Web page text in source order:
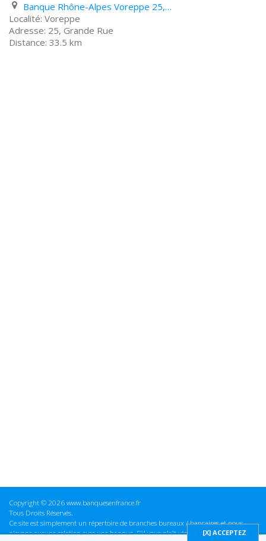
Banque Rhône-Alpes Voreppe 25, Grande Rue
Voreppe
25, Grande Rue
33.5 km
Copyright © 2026 www.banquesenfrance.fr
Tous Droits Réservés.
Ce site est simplement un répertoire de branches bureaux / bancaires et nous
n'avons aucune relation avec une banque. S'il vous plaît vérifier ces informations